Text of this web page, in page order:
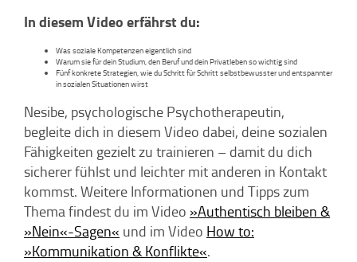
In diesem Video erfährst du:
Was soziale Kompetenzen eigentlich sind
Warum sie für dein Studium, den Beruf und dein Privatleben so wichtig sind
Fünf konkrete Strategien, wie du Schritt für Schritt selbstbewusster und entspannter
in sozialen Situationen wirst
Nesibe, psychologische Psychotherapeutin,
begleite dich in diesem Video dabei, deine sozialen
Fähigkeiten gezielt zu trainieren – damit du dich
sicherer fühlst und leichter mit anderen in Kontakt
kommst. Weitere Informationen und Tipps zum
Thema findest du im Video »Authentisch bleiben &
»Nein«-Sagen« und im Video How to:
»Kommunikation & Konflikte«.